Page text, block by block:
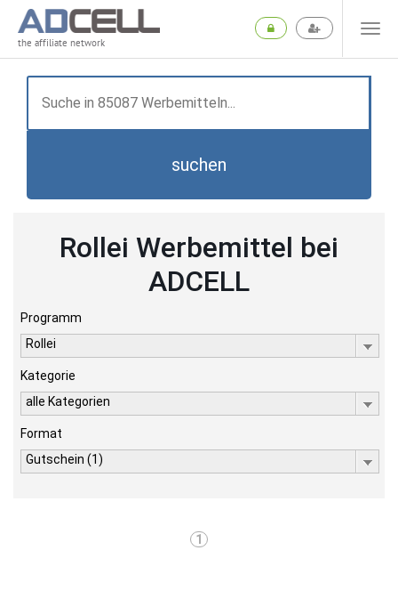
the affiliate network
suchen
Rollei Werbemittel bei
ADCELL
Programm
Rollei
Kategorie
alle Kategorien
Format
Gutschein (1)
1